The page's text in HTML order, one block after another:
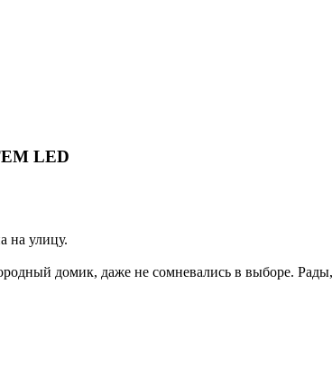
LED
на улицу.
домик, даже не сомневались в выборе. Рады,